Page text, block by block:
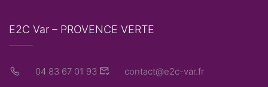
E2C Var – PROVENCE VERTE
04 83 67 01 93 contact@e2c-var.fr